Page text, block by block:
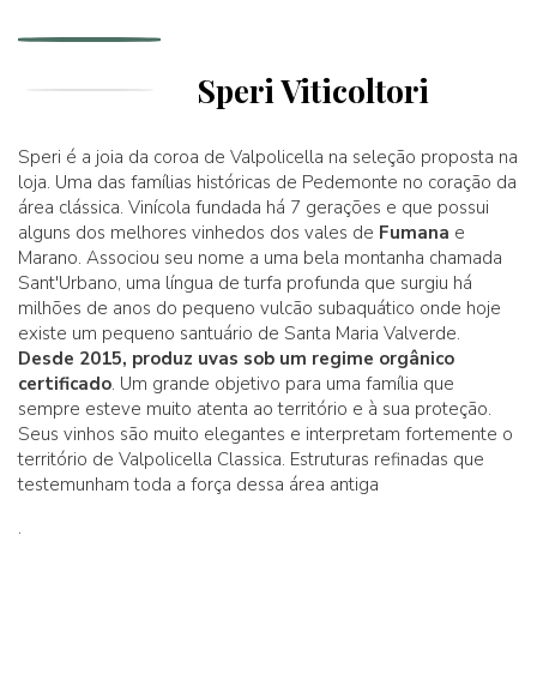
Speri Viticoltori
Speri é a joia da coroa de Valpolicella na seleção proposta na
loja. Uma das famílias históricas de Pedemonte no coração da
área clássica. Vinícola fundada há 7 gerações e que possui
alguns dos melhores vinhedos dos vales de Fumana e
Marano. Associou seu nome a uma bela montanha chamada
Sant'Urbano, uma língua de turfa profunda que surgiu há
milhões de anos do pequeno vulcão subaquático onde hoje
existe um pequeno santuário de Santa Maria Valverde.
Desde 2015, produz uvas sob um regime orgânico
certificado. Um grande objetivo para uma família que
sempre esteve muito atenta ao território e à sua proteção.
Seus vinhos são muito elegantes e interpretam fortemente o
território de Valpolicella Classica. Estruturas refinadas que
testemunham toda a força dessa área antiga
.